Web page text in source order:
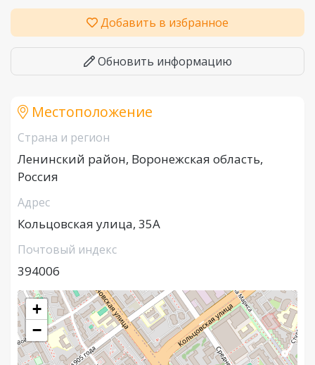
Добавить в избранное
Обновить информацию
Местоположение
Страна и регион
Ленинский район, Воронежская область,
Россия
Адрес
Кольцовская улица, 35А
Почтовый индекс
394006
+
−